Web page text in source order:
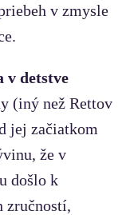
v zmysle
v detstve
(iný než Rettov
jej začiatkom
že v
došlo k
zručností,